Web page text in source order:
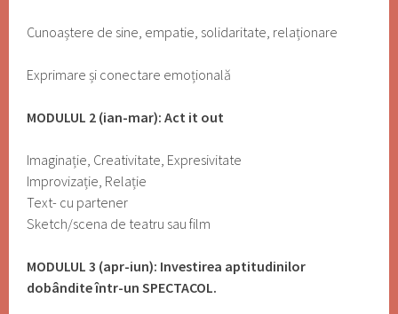
Cunoaștere de sine, empatie, solidaritate, relaționare
Exprimare și conectare emoțională
MODULUL 2 (ian-mar): Act it out
Imaginație, Creativitate, Expresivitate
Improvizație, Relație
Text- cu partener
Sketch/scena de teatru sau film
MODULUL 3 (apr-iun): Investirea aptitudinilor
dobândite într-un SPECTACOL.